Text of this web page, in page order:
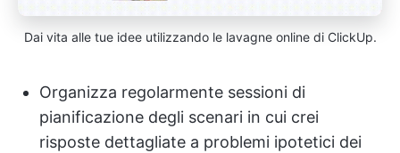
Dai vita alle tue idee utilizzando le lavagne online di ClickUp.
Organizza regolarmente sessioni di
pianificazione degli scenari in cui crei
risposte dettagliate a problemi ipotetici dei